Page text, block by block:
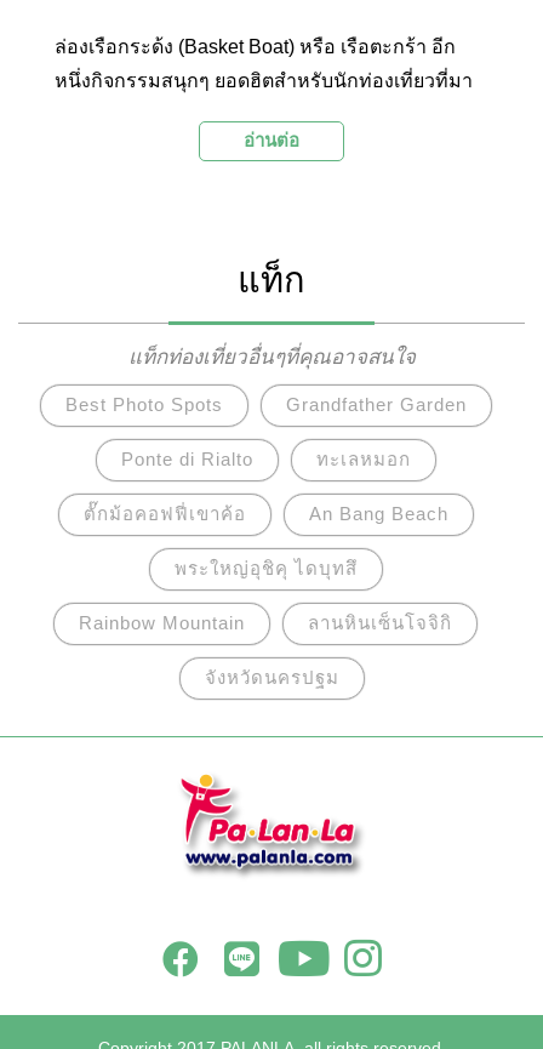
ล่องเรือกระด้ง (Basket Boat) หรือ เรือตะกร้า อีก
หนึ่งกิจกรรมสนุกๆ ยอดฮิตสำหรับนักท่องเที่ยวที่มา
อ่านต่อ
แท็ก
แท็กท่องเที่ยวอื่นๆที่คุณอาจสนใจ
Best Photo Spots Grandfather Garden
Ponte di Rialto ทะเลหมอก
ตั๊กม้อคอฟฟี่เขาค้อ An Bang Beach
พระใหญ่อุชิคุ ไดบุทสึ
Rainbow Mountain ลานหินเซ็นโจจิกิ
จังหวัดนครปฐม